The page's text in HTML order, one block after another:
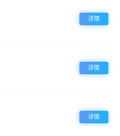
详情
详情
详情